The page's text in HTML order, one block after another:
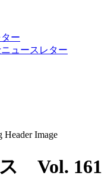
ー
ュースレター
Vol. 161